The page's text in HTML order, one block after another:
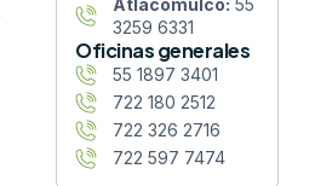
Atlacomulco: 55
3259 6331
Oficinas generales
55 1897 3401
722 180 2512
722 326 2716
722 597 7474